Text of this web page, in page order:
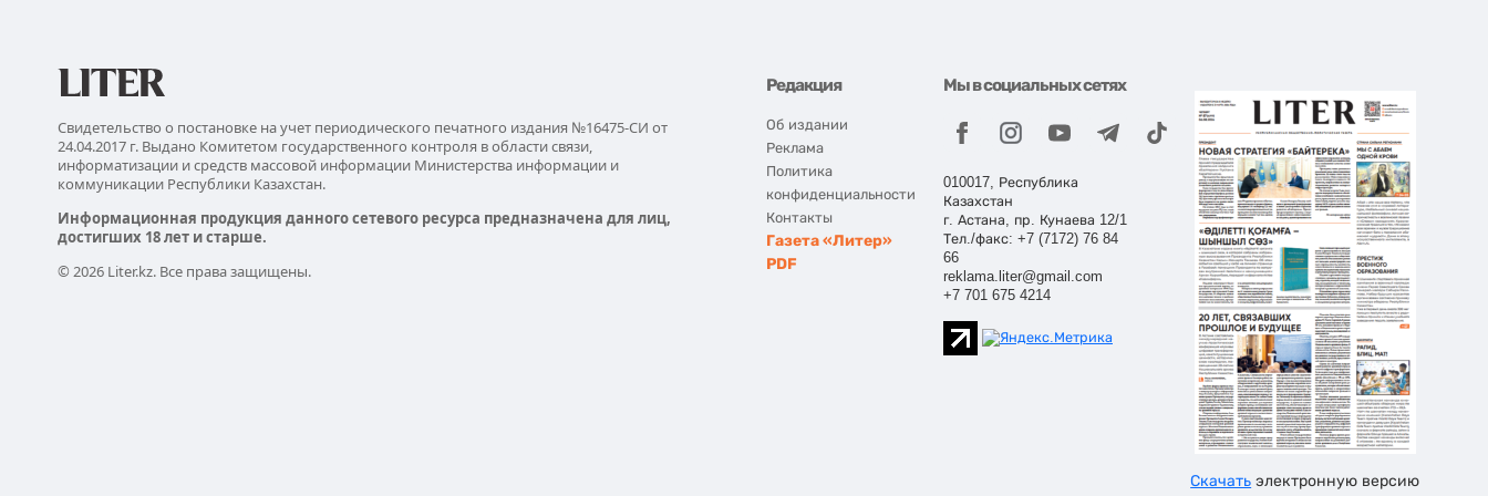
Свидетельство о постановке на учет периодического печатного издания №16475-СИ от
24.04.2017 г. Выдано Комитетом государственного контроля в области связи,
информатизации и средств массовой информации Министерства информации и
коммуникации Республики Казахстан.
Информационная продукция данного сетевого ресурса предназначена для лиц,
достигших 18 лет и старше.
© 2026 Liter.kz. Все права защищены.
Редакция
Об издании
Реклама
Политика
конфиденциальности
Контакты
Газета «Литер»
PDF
Мы в социальных сетях
010017, Республика
Казахстан
г. Астана, пр. Кунаева 12/1
Тел./факс: +7 (7172) 76 84
66
reklama.liter@gmail.com
+7 701 675 4214
Скачать электронную версию